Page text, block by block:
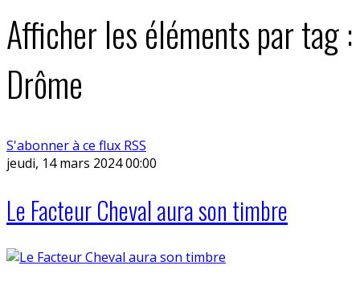
Afficher les éléments par tag :
Drôme
S'abonner à ce flux RSS
jeudi, 14 mars 2024 00:00
Le Facteur Cheval aura son timbre